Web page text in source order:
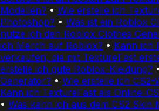
Modellen? • Wie erstelle ich
Photoshop? • Was ist ein Roblox
nutze ich den Roblox Clothes
ich Merch auf Roblox? • Kann ich
verkaufen, die mit TextureFast
erstelle ich gute Roblox-Kleidung? •
Generator? • Wie erstelle ich CS2-
Kann ich TextureFast als Online-
• Was kann ich aus dem CS2 Skin